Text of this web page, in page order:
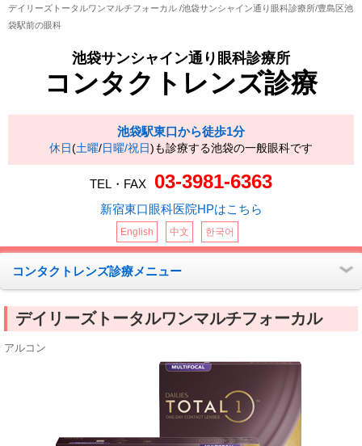
デイリーズトータルワンマルチフォーカル /池袋サンシャイン通り眼科診療所/豊島区池
袋駅前の眼科
池袋サンシャイン通り眼科診療所
コンタクトレンズ診療
池袋駅東口から徒歩1分
休日 (土曜/ 日曜/祝日 )も診療する池袋の一般眼科です
TEL・FAX 03-3981-6363
新宿東口眼科医院HPはこちら
English 中文 한국어
コンタクトレンズ診療メニュー
デイリーズトータルワンマルチフォーカル
アルコン